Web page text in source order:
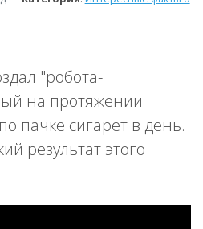
"робота-
на протяжении
пачке сигарет в день.
результат этого